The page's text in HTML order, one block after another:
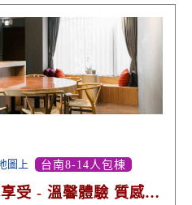
圖上 台南8-14人包棟
受 - 溫馨體驗 質感旅